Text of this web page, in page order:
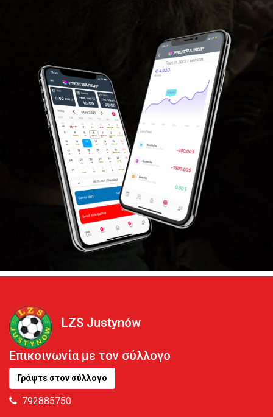
LZS Justynów
Επικοινωνία με τον σύλλογο
Γράψτε στον σύλλογο
792885750